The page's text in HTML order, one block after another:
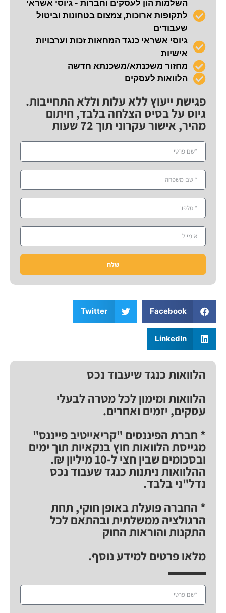
השלמות הון לעסקים וחברות - גיוסי אשראי
לתקופות ארוכות, צמצום בטחונות וביטול
שעבודים
גיוסי אשראי כנגד המחאות זכות וערבויות
אישיות
מחזור משכנתא/משכנתא חדשה
הלוואות לעסקים
פגישת ייעוץ ללא עלות וללא התחייבות.
גיוס על בסיס הצלחה בלבד, חיתום
מהיר, אישור עקרוני תוך 72 שעות
שלח
Facebook
Twitter
LinkedIn
הלוואות כנגד שיעבוד נכס
הלוואות ומימון לכל מטרה לבעלי
עסקים, יזמים ואחרים.
* חברת הפיננסים "קריאייטיב פייננס"
מגייסת הלוואות חוץ בנקאיות תוך ימים
ובסכומים שבין חצי ל-10 מיליון ₪.
ההלוואות ניתנות כנגד שעבוד נכס
נדל"ני בלבד.
* החברה פועלת באופן חוקי, תחת
הרגולציה ממשלתית ובהתאם לכל
התקנות והוראות החוק
מלאו פרטים למידע נוסף.